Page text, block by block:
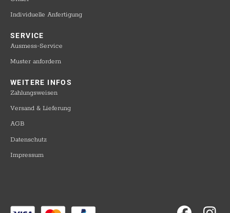
Individuelle Anfertigung
SERVICE​
Ausmess-Service
Muster anfordern
WEITERE INFOS​
Zahlungsweisen
Versand & Lieferung
AGB
Datenschutz
Impressum